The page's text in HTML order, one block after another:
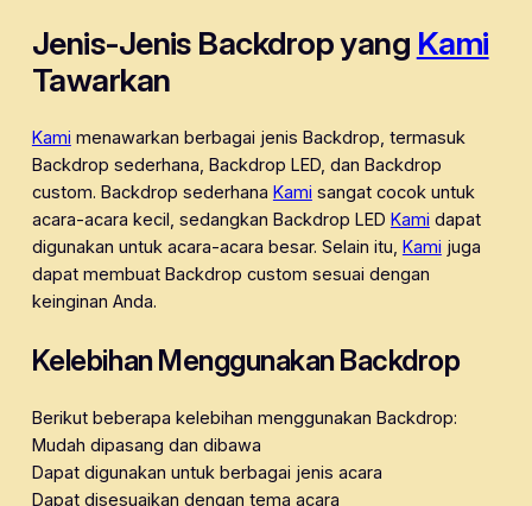
Jenis-Jenis Backdrop yang Kami
Tawarkan
Kami menawarkan berbagai jenis Backdrop, termasuk
Backdrop sederhana, Backdrop LED, dan Backdrop
custom. Backdrop sederhana Kami sangat cocok untuk
acara-acara kecil, sedangkan Backdrop LED Kami dapat
digunakan untuk acara-acara besar. Selain itu, Kami juga
dapat membuat Backdrop custom sesuai dengan
keinginan Anda.
Kelebihan Menggunakan Backdrop
Berikut beberapa kelebihan menggunakan Backdrop:
Mudah dipasang dan dibawa
Dapat digunakan untuk berbagai jenis acara
Dapat disesuaikan dengan tema acara